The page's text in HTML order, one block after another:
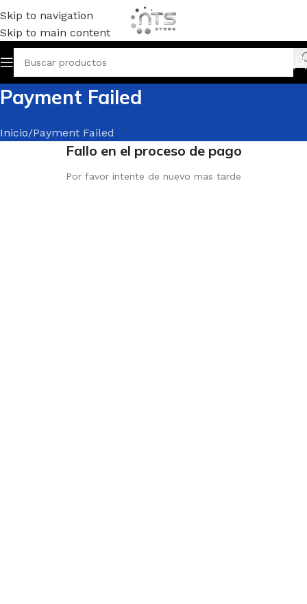
Skip to navigation
Skip to main content
Payment Failed
Inicio Payment Failed
Fallo en el proceso de pago
Por favor intente de nuevo mas tarde